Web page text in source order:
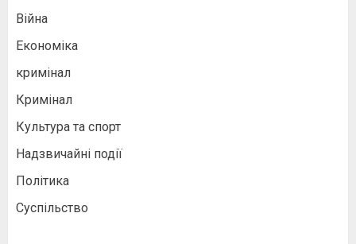
Війна
Економіка
кримінал
Кримінал
Культура та спорт
Надзвичайні події
Політика
Суспільство